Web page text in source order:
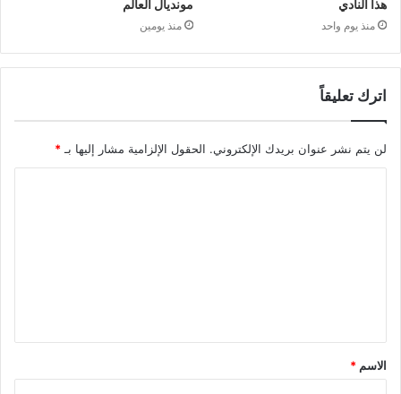
هذا النادي
منذ يوم واحد
مونديال العالم
منذ يومين
اترك تعليقاً
لن يتم نشر عنوان بريدك الإلكتروني. الحقول الإلزامية مشار إليها بـ *
الاسم *